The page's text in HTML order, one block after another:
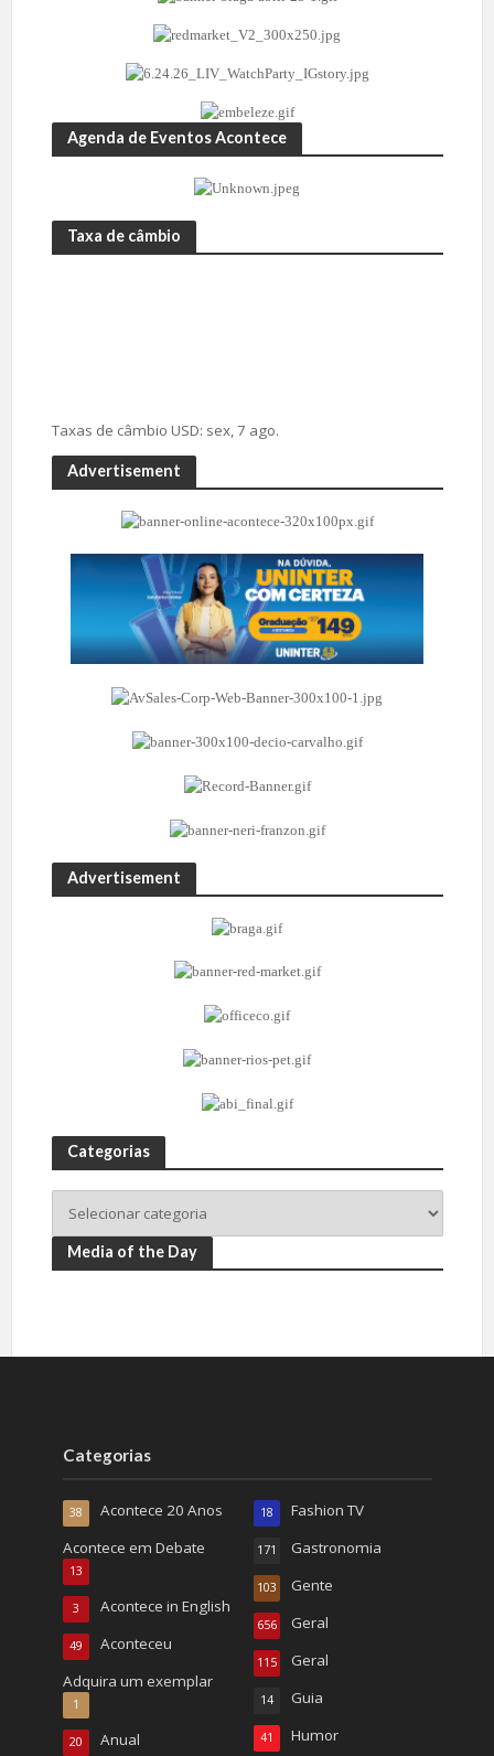
Agenda de Eventos Acontece
Taxa de câmbio
Taxas de câmbio USD: sex, 7 ago.
Advertisement
Advertisement
Categorias
Media of the Day
Categorias
Acontece 20 Anos
38
Acontece em Debate
13
Acontece in English
3
Aconteceu
49
Adquira um exemplar
1
Anual
20
Fashion TV
18
Gastronomia
171
Gente
103
Geral
656
Geral
115
Guia
14
Humor
41